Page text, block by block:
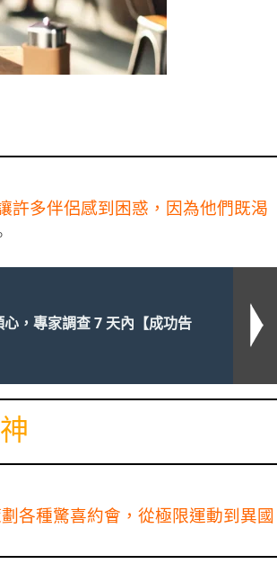
許多伴侶感到困惑，因為他們既渴
，專家調查 7 天內【成功告
各種驚喜約會，從極限運動到異國